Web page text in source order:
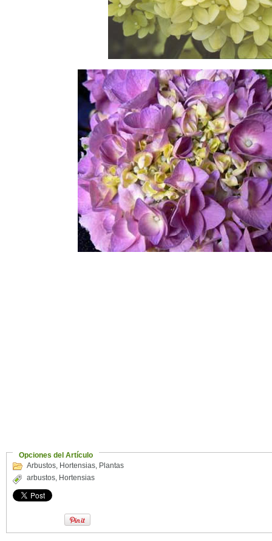
Opciones del Artículo
Arbustos, Hortensias, Plantas
arbustos, Hortensias